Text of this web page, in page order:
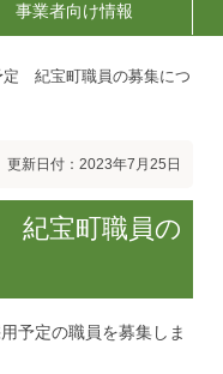
事業者向け情報
定 紀宝町職員の募集につ
更新日付：2023年7月25日
紀宝町職員の
予定の職員を募集しま